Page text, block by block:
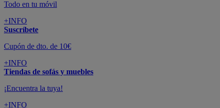
Todo en tu móvil
+INFO
Suscríbete
Cupón de dto. de 10€
+INFO
Tiendas de sofás y muebles
¡Encuentra la tuya!
+INFO